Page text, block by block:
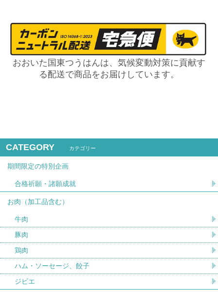
おおいた国東つうはんは、気候変動対策に貢献す
る配送で商品をお届けしています。
CATEGORY カテゴリー
期間限定の特別企画
合格祈願・諸願成就
お肉（加工品含む）
牛肉
豚肉
鶏肉
ハム・ソーセージ、餃子
ジビエ